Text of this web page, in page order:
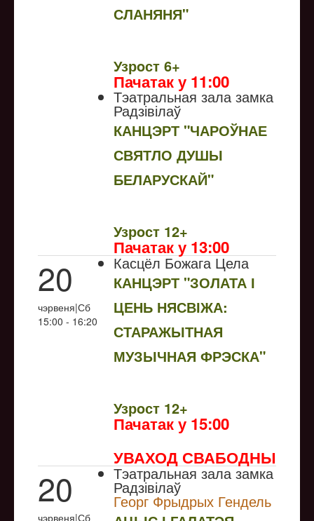
СЛАНЯНЯ"
Узрoст 6+
Пачатак у 11:00
Тэатральная зала замка
Радзівілаў
КАНЦЭРТ "ЧАРОЎНАЕ
СВЯТЛО ДУШЫ
БЕЛАРУСКАЙ"
Узрoст 12+
Пачатак у 13:00
20
чэрвеня|Сб
15:00 - 16:20
Касцёл Божага Цела
КАНЦЭРТ "ЗОЛАТА І
ЦЕНЬ НЯСВІЖА:
СТАРАЖЫТНАЯ
МУЗЫЧНАЯ ФРЭСКА"
Узрoст 12+
Пачатак у 15:00
УВАХОД СВАБОДНЫ
20
чэрвеня|Сб
Тэатральная зала замка
Радзівілаў
Георг Фрыдрых Гендель